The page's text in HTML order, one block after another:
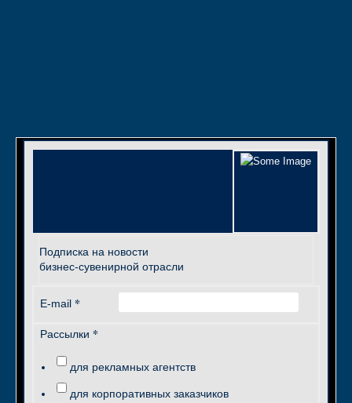
Подписка на новости
бизнес-сувенирной отрасли
E-mail *
Рассылки *
для рекламных агентств
для корпоративных заказчиков